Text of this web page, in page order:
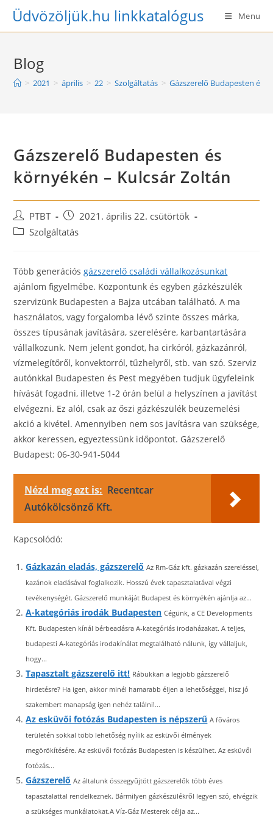
SkipÜdvözöljük.hu linkkatalógus Menu
Blog
> 2021 > április > 22 > Szolgáltatás > Gázszerelő Budapesten és
Gázszerelő Budapesten és
környékén – Kulcsár Zoltán
Post
author:
PTBT
Post
published:
2021. április 22. csütörtök
PostSzolgáltatás
Több generációsgázszerelő családi vállalkozásunkat
ajánlom figyelmébe. Központunk és egyben gázkészülék
szervizünk Budapesten a Bajza utcában található. A ma
használatos, vagy forgalomba lévő szinte összes márka,
összes típusának javítására, szerelésére, karbantartására
vállalkozunk. Nem jelent gondot, ha cirkóról, gázkazánról,
vízmelegítőről, konvektorról, tűzhelyről, stb. van szó. Szerviz
autónkkal Budapesten és Pest megyében tudjuk ügyfeleink
hívását fogadni, illetve 1-2 órán belül a helyszínen a javítást
elvégezni. Ez alól, csak az őszi gázkészülék beüzemelési
akció a kivétel. Amennyiben nem sos javításra van szüksége,
akkor keressen, egyeztessünk időpontot. Gázszerelő
Budapest: 06-30-941-5044
Nézd meg ezt is: Recentcar
Autókölcsönző Kft.
Kapcsolódó:
Gázkazán eladás, gázszerelő Az Rm-Gáz kft. gázkazán szereléssel,
kazánok eladásával foglalkozik. Hosszú évek tapasztalatával végzi
tevékenységét. Gázszerelő munkáját Budapest és környékén ajánlja az...
A-kategóriás irodák Budapesten Cégünk, a CE Developments
Kft. Budapesten kínál bérbeadásra A-kategóriás irodaházakat. A teljes,
budapesti A-kategóriás irodakínálat megtalálható nálunk, így vállaljuk,
hogy...
Tapasztalt gázszerelő itt! Rábukkan a legjobb gázszerelő
hirdetésre? Ha igen, akkor minél hamarabb éljen a lehetőséggel, hisz jó
szakembert manapság igen nehéz találni!...
Az esküvői fotózás Budapesten is népszerű A főváros
területén sokkal több lehetőség nyílik az esküvői élmények
megörökítésére. Az esküvői fotózás Budapesten is készülhet. Az esküvői
fotózás...
Gázszerelő Az általunk összegyűjtött gázszerelők több éves
tapasztalattal rendelkeznek. Bármilyen gázkészülékről legyen szó, elvégzik
a szükséges munkálatokat.A Víz-Gáz Mesterek célja az...